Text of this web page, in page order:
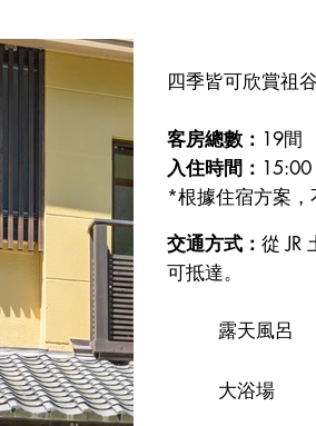
四季皆可欣賞祖
客房總數： 19間
入住時間：
*根據住宿方案，
交通方式： 從 JR
可抵達。
露天風呂
大浴場